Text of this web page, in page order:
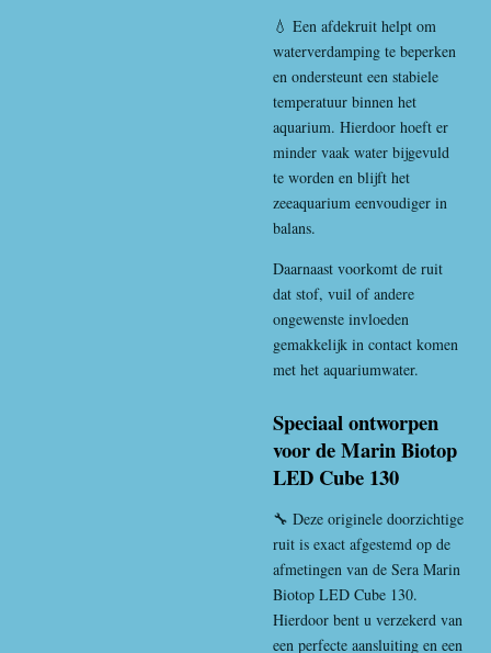
💧 Een afdekruit helpt om
waterverdamping te beperken
en ondersteunt een stabiele
temperatuur binnen het
aquarium. Hierdoor hoeft er
minder vaak water bijgevuld
te worden en blijft het
zeeaquarium eenvoudiger in
balans.
Daarnaast voorkomt de ruit
dat stof, vuil of andere
ongewenste invloeden
gemakkelijk in contact komen
met het aquariumwater.
Speciaal ontworpen
voor de Marin Biotop
LED Cube 130
🔧 Deze originele doorzichtige
ruit is exact afgestemd op de
afmetingen van de Sera Marin
Biotop LED Cube 130.
Hierdoor bent u verzekerd van
een perfecte aansluiting en een